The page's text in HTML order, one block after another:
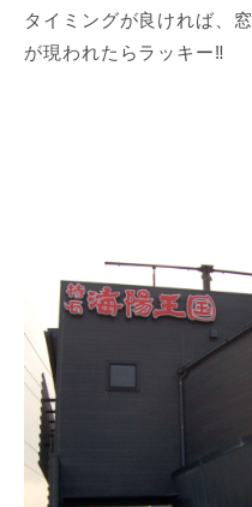
タイミングが良ければ、
が現われたらラッキー‼